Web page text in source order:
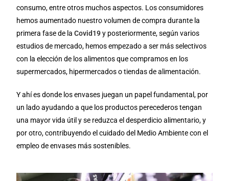
consumo, entre otros muchos aspectos. Los consumidores
hemos aumentado nuestro volumen de compra durante la
primera fase de laCovid19 y posteriormente, según varios
estudios de mercado, hemos empezado a ser más selectivos
con la elección de los alimentos que compramos en los
supermercados, hipermercados o tiendas de alimentación.
Y ahí es donde los envases juegan un papel fundamental, por
un lado ayudando a que los productos perecederos tengan
una mayor vida útil y se reduzca el desperdicio alimentario, y
por otro, contribuyendo el cuidado del Medio Ambiente con el
empleo de envases más sostenibles.